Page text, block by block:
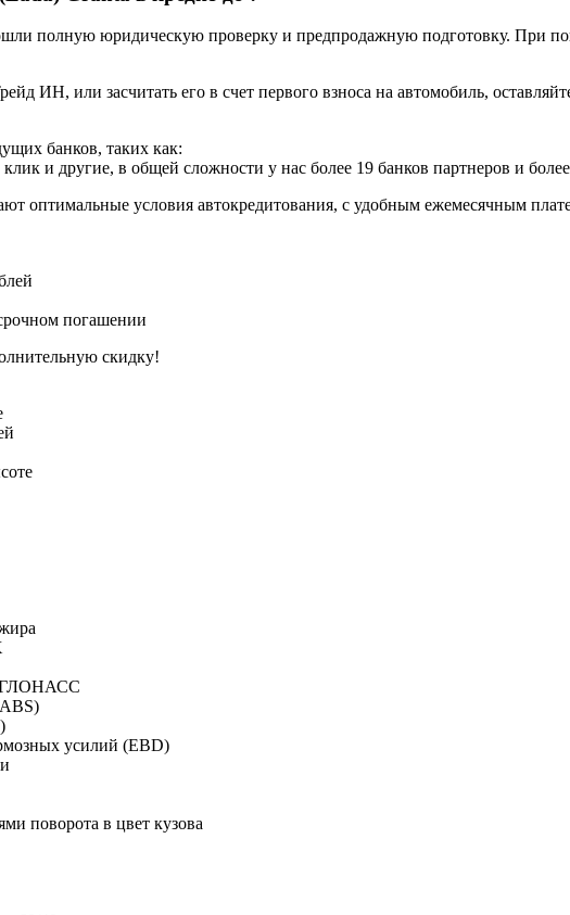
полную юридическую проверку и предпродажную подготовку. При
ИН, или засчитать его в счет первого взноса на автомобиль,
банков, таких как:
и другие, в общей сложности у нас более 19 банков партнеров и
оптимальные условия автокредитования, с удобным ежемесячным
погашении
скидку!
ГЛОНАСС
усилий (EBD)
поворота в цвет кузова